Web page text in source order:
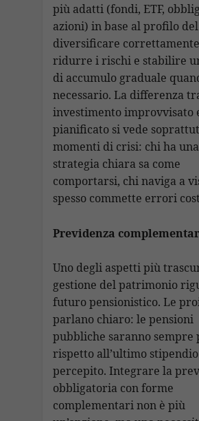
più adatti (fondi, ETF,
azioni) in base al profilo
diversificare
ridurre i rischi e stabilire
di accumulo graduale
necessario. La differenza
investimento improvvisato
pianificato si vede
momenti di crisi: chi ha una
strategia chiara sa come
comportarsi, chi naviga a
spesso commette errori
Previdenza
Uno degli aspetti più
gestione del patrimonio
futuro pensionistico. Le
parlano chiaro: le pensioni
pubbliche saranno sempre
rispetto all’ultimo stipendio
percepito. Integrare la
obbligatoria con forme
complementari non è più